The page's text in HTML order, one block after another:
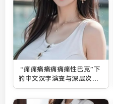
“痛痛痛痛痛痛痛性巴克”下
的中文汉字演变与深层次探
究？